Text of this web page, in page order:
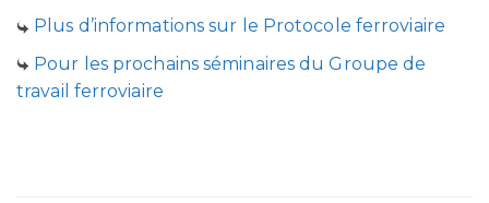
Plus d’informations sur le Protocole ferroviaire
Pour les prochains séminaires du Groupe de
travail ferroviaire